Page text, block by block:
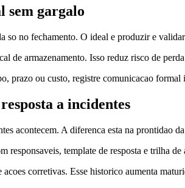
sem gargalo
so no fechamento. O ideal e produzir e
de armazenamento. Isso reduz risco de
prazo ou custo, registre comunicacao
a incidentes
acontecem. A diferenca esta na prontidao
responsaveis, template de resposta e trilha
corretivas. Esse historico aumenta